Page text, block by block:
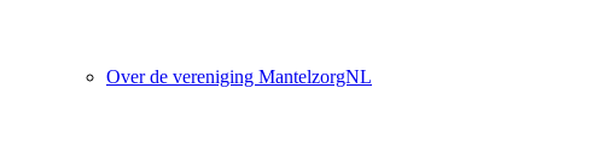
Over de vereniging MantelzorgNL